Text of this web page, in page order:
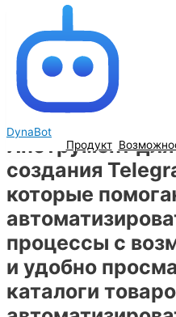
Перейти к содержимому
DynaBot
Продукт
Функционал
DynaBot
Продукт
улучшайте
улучшайте
Инструмент
создания
которые
процессы с
и удобно
каталоги